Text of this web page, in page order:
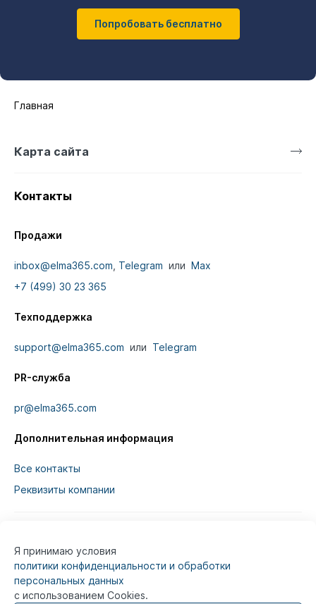
Попробовать бесплатно
Главная
Карта сайта
Контакты
Продажи
inbox@elma365.com Telegram или Max
+7 (499) 30 23 365
Техподдержка
support@elma365.com или Telegram
PR-служба
pr@elma365.com
Дополнительная информация
Все контакты
Реквизиты компании
Информация на сайте предназначена для
юридических лиц и не является информацией,
предназначенной для публичного ознакомления
потребителей.
Я принимаю условия
политики конфиденциальности и обработки
персональных данных
с использованием Cookies.